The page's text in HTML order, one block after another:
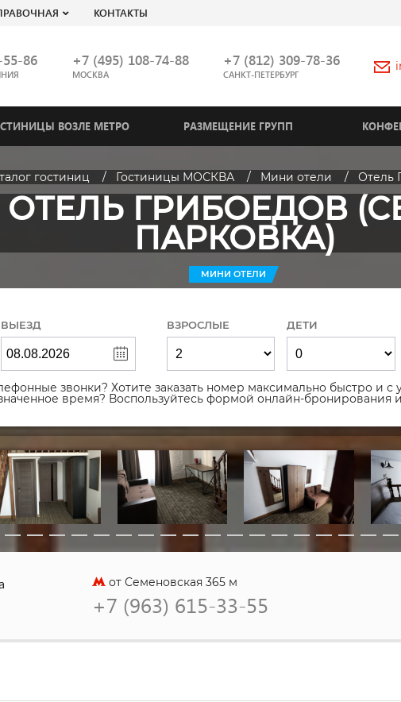
КОНТАКТЫ
86 +7 (495) 108-74-88
МОСКВА
+7 (812) 309-78-36
САНКТ-ПЕТЕРБУРГ
ВОЗЛЕ МЕТРО РАЗМЕЩЕНИЕ ГРУПП
гостиниц Гостиницы МОСКВА Мини отели Отель
ОТЕЛЬ ГРИБОЕДОВ
ПАРКОВКА)
МИНИ ОТЕЛИ
ВЫЕЗД ВЗРОСЛЫЕ ДЕТИ
звонки? Хотите заказать номер максимально быстро и с
время? Воспользуйтесь формой онлайн-бронирования
от Семеновская 365 м
+7 (963) 615-33-55